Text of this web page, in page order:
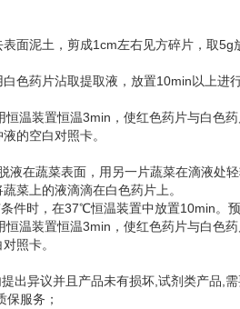
面泥土，剪成1cm左右见方碎片，取
色药片沾取提取液，放置10min以上
温装置恒温3min，使红色药片与白色
的空白对照卡。
在蔬菜表面，用另一片蔬菜在滴液处轻
菜上的液滴滴在白色药片上。
件时，在37℃恒温装置中放置10min。
温装置恒温3min，使红色药片与白色
照卡。
出异议并且产品未有损坏,试剂类产品,
服务；